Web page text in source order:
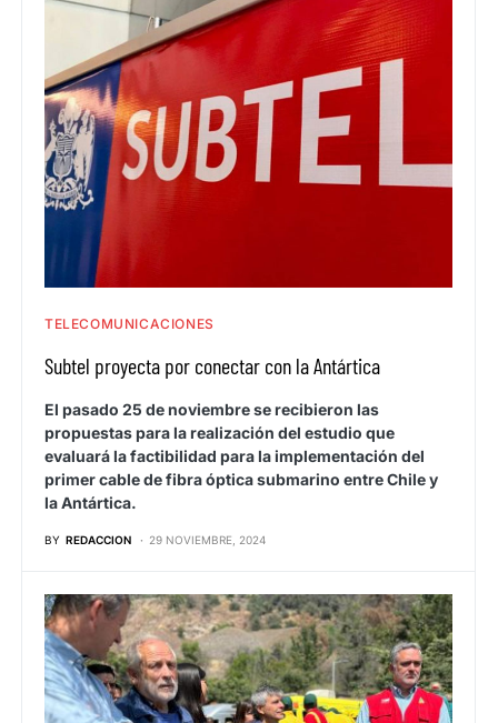
TELECOMUNICACIONES
Subtel proyecta por conectar con la Antártica
El pasado 25 de noviembre se recibieron las
propuestas para la realización del estudio que
evaluará la factibilidad para la implementación del
primer cable de fibra óptica submarino entre Chile y
la Antártica.
BY REDACCION 29 NOVIEMBRE, 2024